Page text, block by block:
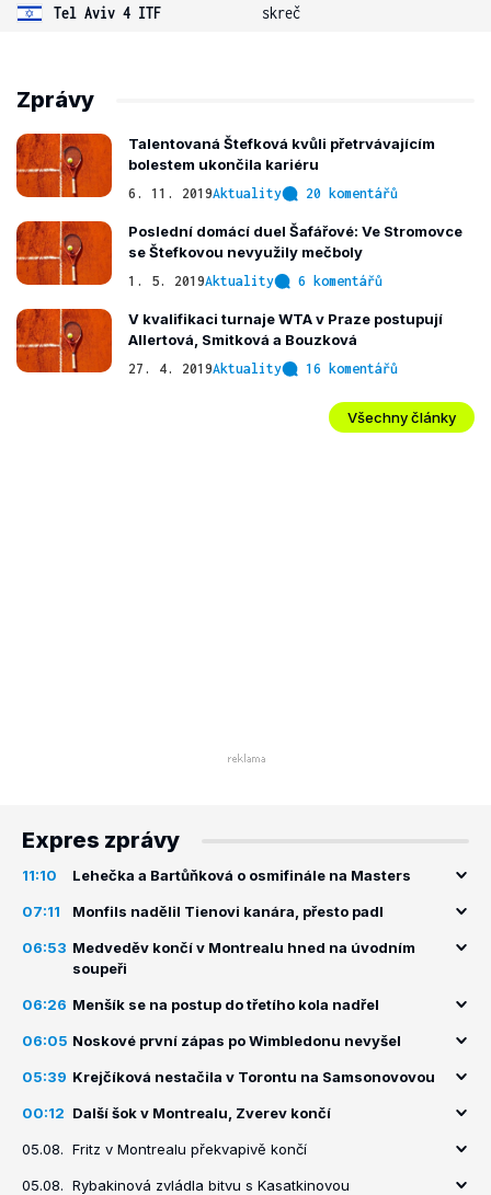
Tel Aviv 4 ITF skreč
Zprávy
Talentovaná Štefková kvůli přetrvávajícím
bolestem ukončila kariéru
6. 11. 2019Aktuality 20 komentářů
Poslední domácí duel Šafářové: Ve Stromovce
se Štefkovou nevyužily mečboly
1. 5. 2019Aktuality 6 komentářů
V kvalifikaci turnaje WTA v Praze postupují
Allertová, Smitková a Bouzková
27. 4. 2019Aktuality 16 komentářů
Všechny články
Expres zprávy
11:10 Lehečka a Bartůňková o osmifinále na Masters
07:11 Monfils nadělil Tienovi kanára, přesto padl
06:53 Medveděv končí v Montrealu hned na úvodním
soupeři
06:26 Menšík se na postup do třetího kola nadřel
06:05 Noskové první zápas po Wimbledonu nevyšel
05:39 Krejčíková nestačila v Torontu na Samsonovovou
00:12 Další šok v Montrealu, Zverev končí
05.08. Fritz v Montrealu překvapivě končí
05.08. Rybakinová zvládla bitvu s Kasatkinovou